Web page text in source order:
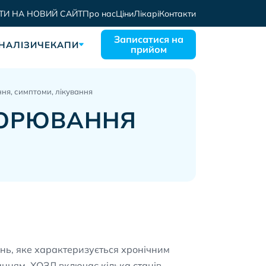
НА НОВИЙ САЙТПро насЦіниЛікаріКонтакти
ЧЕКАПИ
Записатися на
прийом
симптоми, лікування
яке характеризується хронічним